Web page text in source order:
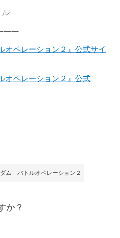
オペレーション２』公式サイ
オペレーション２』公式
ム バトルオペレーション２
か？